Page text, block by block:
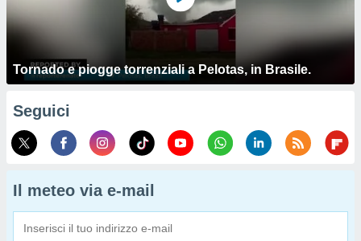
Tornado e piogge torrenziali a Pelotas, in Brasile.
Seguici
Il meteo via e-mail